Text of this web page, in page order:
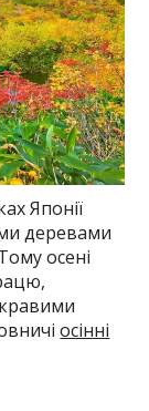
Японії
деревами
осені
осінні